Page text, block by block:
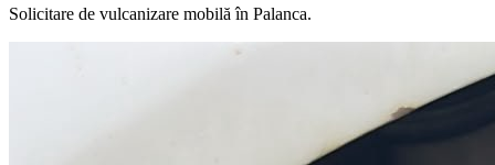
Solicitare de vulcanizare mobilă în Palanca.